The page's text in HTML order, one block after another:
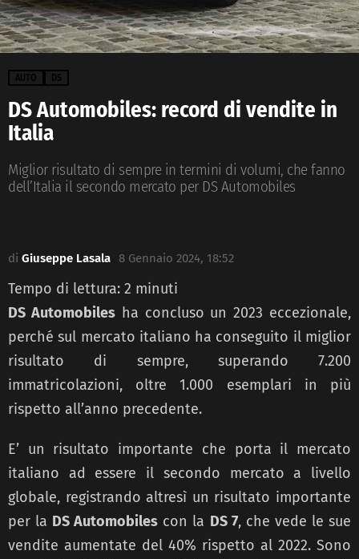
AUTO DS
DS Automobiles: record di vendite in
Italia
Miglior risultato di sempre in termini di volumi, che fanno
dell’Italia il secondo mercato per DS Automobiles
di Giuseppe Lasala 8 Gennaio 2024, 18:52
Tempo di lettura: 2 minuti
DS Automobilesha concluso un 2023 eccezionale,
perché sul mercato italiano ha conseguito il miglior
risultato di sempre, superando 7.200
immatricolazioni, oltre 1.000 esemplari in più
rispetto all’anno precedente.
E’ un risultato importante che porta il mercato
italiano ad essere il secondo mercato a livello
globale, registrando altresì un risultato importante
per la DS Automobiles con la DS 7, che vede le sue
vendite aumentate del 40% rispetto al 2022. Sono